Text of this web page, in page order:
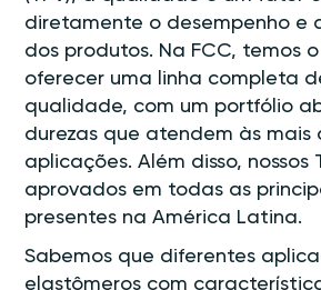
diretamente o desempenho e
dos produtos. Na FCC, temos
oferecer uma linha completa
qualidade, com um portfólio
durezas que atendem às mais
aplicações. Além disso, nossos
aprovados em todas as
presentes na América Latina.
Sabemos que diferentes
elastômeros com